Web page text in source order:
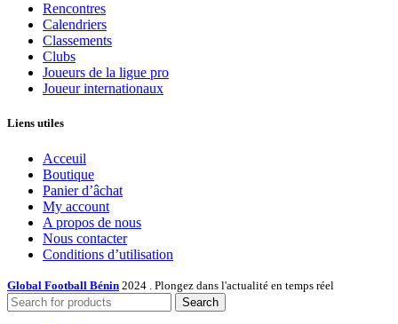
Rencontres
Calendriers
Classements
Clubs
Joueurs de la ligue pro
Joueur internationaux
Liens utiles
Acceuil
Boutique
Panier d’âchat
My account
A propos de nous
Nous contacter
Conditions d’utilisation
Global Football Bénin 2024 . Plongez dans l'actualité en temps réel
Search